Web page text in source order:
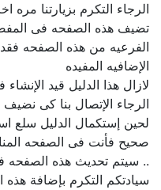
الرجاء التكرم بزيارتنا مره
تضيف هذه الصفحه فى
الفرعيه من هذه الصفحه فقد
الإضافيه المفيده
لازال هذا الدليل قيد
الرجاء الإتصال بنا كى نضيف
لحين إستكمال الدليل سلع
صحيح فأنت فى الصفحه
.. سيتم تحديث هذه الصفحه
سيادتكم التكرم بإضافة هذه